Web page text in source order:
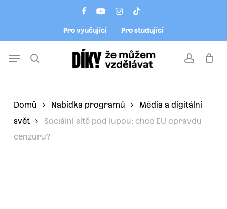
facebookyoutubeinstagram
tiktok
Pro vyučující Pro studující
account
Menu
Domů Nabídka programů
Média a digitální
svět
Sociální sítě pod lupou: chce EU opravdu
cenzuru?